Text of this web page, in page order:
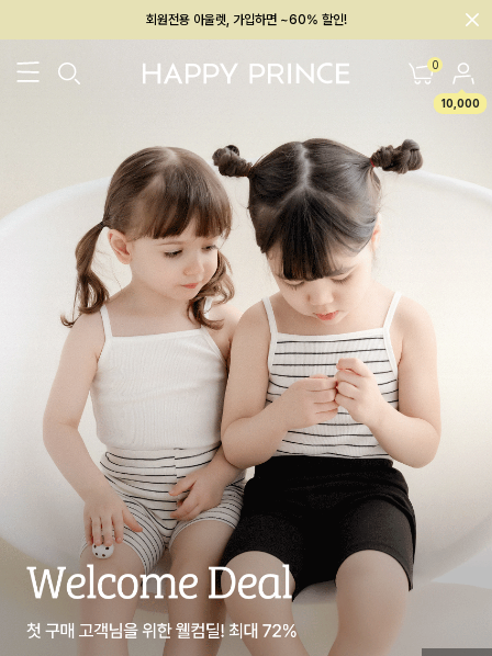
회원전용 아울렛, 가입하면 ~60% 할인!
0
10,000